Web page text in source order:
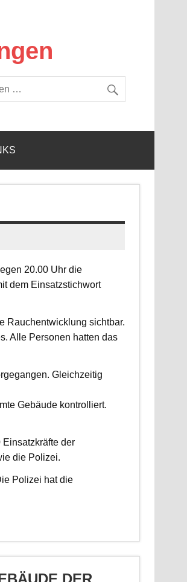
20.00 Uhr die
dem Einsatzstichwort
Rauchentwicklung sichtbar.
Alle Personen hatten das
Gleichzeitig
Gebäude kontrolliert.
der
die Polizei.
Polizei hat die